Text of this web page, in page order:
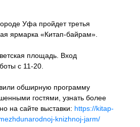
Уфа пройдет третья
ярмарка «Китап-байрам».
площадь. Вход
с 11-20.
обширную программу
гостями, узнать более
на сайте выставки: https://kitap-
knizhnoj-jarm/